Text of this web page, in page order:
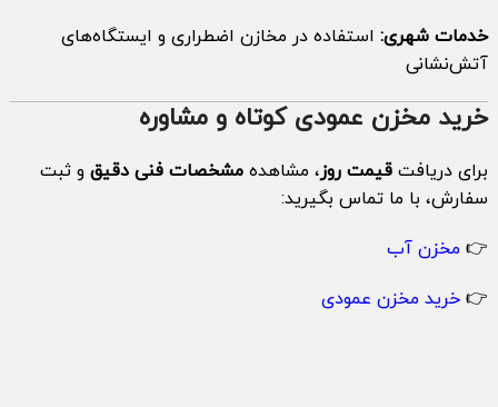
خدمات شهری:استفاده در مخازن اضطراری و ایستگاه‌های
آتش‌نشانی
خرید مخزن عمودی کوتاه و مشاوره
برای دریافت قیمت روز، مشاهده مشخصات فنی دقیقو ثبت
سفارش، با ما تماس بگیرید:
👉 مخزن آب
👉 خرید مخزن عمودی